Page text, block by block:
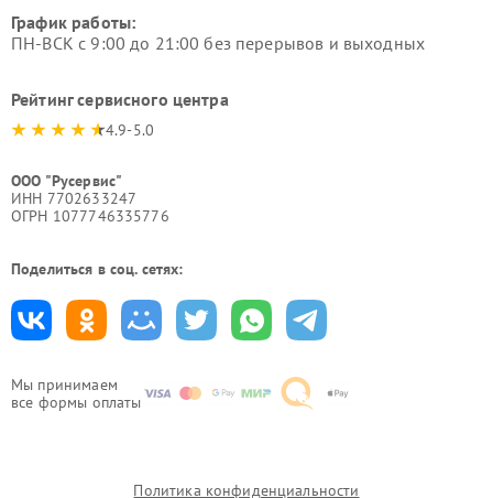
Мы принимаем
все формы оплаты
График работы:
ПН-ВСК с 9:00 до 21:00 без перерывов и выходных
Рейтинг сервисного центра
4.9-5.0
ООО "Русервис"
ИНН 7702633247
ОГРН 1077746335776
Поделиться в соц. сетях:
Политика конфиденциальности